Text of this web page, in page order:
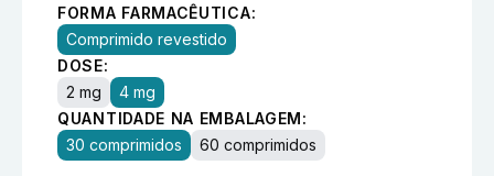
FORMA FARMACÊUTICA:
Comprimido revestido
DOSE:
2 mg
4 mg
QUANTIDADE NA EMBALAGEM:
30 comprimidos
60 comprimidos